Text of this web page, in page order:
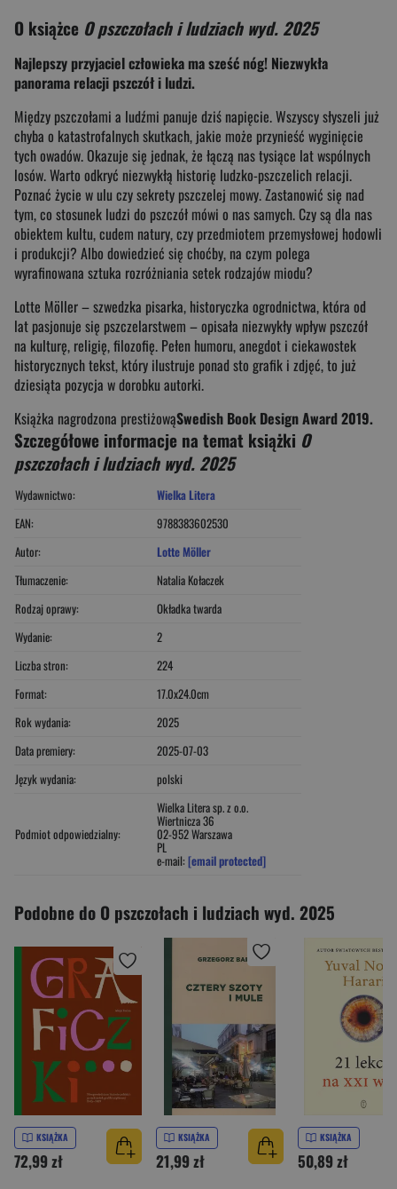
O książce O pszczołach i ludziach wyd. 2025
Najlepszy przyjaciel człowieka ma sześć nóg! Niezwykła
panorama relacji pszczół i ludzi.
Między pszczołami a ludźmi panuje dziś napięcie. Wszyscy słyszeli już
chyba o katastrofalnych skutkach, jakie może przynieść wyginięcie
tych owadów. Okazuje się jednak, że łączą nas tysiące lat wspólnych
losów. Warto odkryć niezwykłą historię ludzko-pszczelich relacji.
Poznać życie w ulu czy sekrety pszczelej mowy. Zastanowić się nad
tym, co stosunek ludzi do pszczół mówi o nas samych. Czy są dla nas
obiektem kultu, cudem natury, czy przedmiotem przemysłowej hodowli
i produkcji? Albo dowiedzieć się choćby, na czym polega
wyrafinowana sztuka rozróżniania setek rodzajów miodu?
Lotte Möller – szwedzka pisarka, historyczka ogrodnictwa, która od
lat pasjonuje się pszczelarstwem – opisała niezwykły wpływ pszczół
na kulturę, religię, filozofię. Pełen humoru, anegdot i ciekawostek
historycznych tekst, który ilustruje ponad sto grafik i zdjęć, to już
dziesiąta pozycja w dorobku autorki.
Książka nagrodzona prestiżowąSwedish Book Design Award 2019.
Szczegółowe informacje na temat książki O
pszczołach i ludziach wyd. 2025
Wydawnictwo:
Wielka Litera
EAN:
9788383602530
Autor:
Lotte Möller
Tłumaczenie:
Natalia Kołaczek
Rodzaj oprawy:
Okładka twarda
Wydanie:
2
Liczba stron:
224
Format:
17.0x24.0cm
Rok wydania:
2025
Data premiery:
2025-07-03
Język wydania:
polski
Podmiot odpowiedzialny:
Wielka Litera sp. z o.o.
Wiertnicza 36
02-952 Warszawa
PL
e-mail: [email protected]
Podobne do O pszczołach i ludziach wyd. 2025
KSIĄŻKA
72,99 zł
KSIĄŻKA
21,99 zł
KSIĄŻKA
50,89 zł